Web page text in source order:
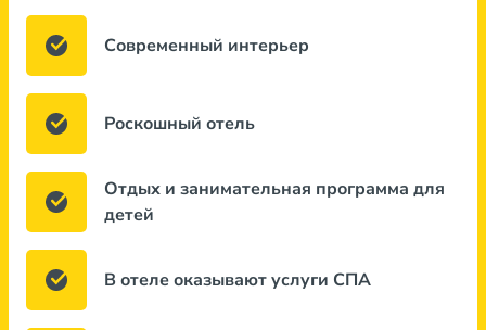
Современный интерьер
Роскошный отель
Отдых и занимательная программа для
детей
В отеле оказывают услуги СПА